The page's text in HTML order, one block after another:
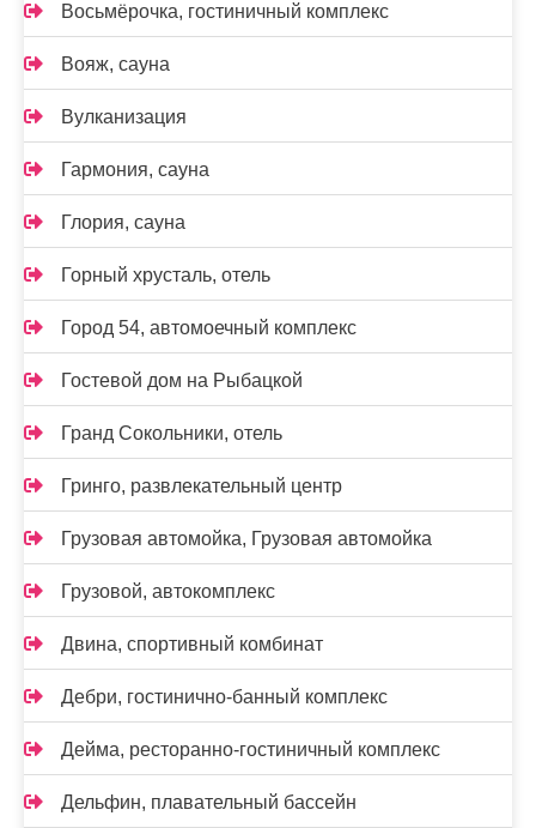
Восьмёрочка, гостиничный комплекс
Вояж, сауна
Вулканизация
Гармония, сауна
Глория, сауна
Горный хрусталь, отель
Город 54, автомоечный комплекс
Гостевой дом на Рыбацкой
Гранд Сокольники, отель
Гринго, развлекательный центр
Грузовая автомойка, Грузовая автомойка
Грузовой, автокомплекс
Двина, спортивный комбинат
Дебри, гостинично-банный комплекс
Дейма, ресторанно-гостиничный комплекс
Дельфин, плавательный бассейн